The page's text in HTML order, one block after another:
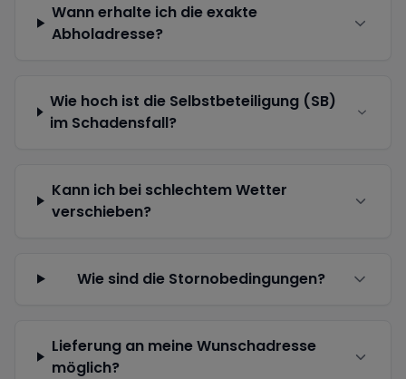
Wann erhalte ich die exakte
Abholadresse?
Wie hoch ist die Selbstbeteiligung (SB)
im Schadensfall?
Kann ich bei schlechtem Wetter
verschieben?
Wie sind die Stornobedingungen?
Lieferung an meine Wunschadresse
möglich?